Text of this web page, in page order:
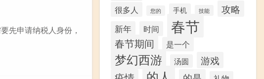
先申请纳税人身份，
很多人 您的 手机 技能 攻略
新年 时间 春节
春节期间 是一个
梦幻西游 汤圆 游戏